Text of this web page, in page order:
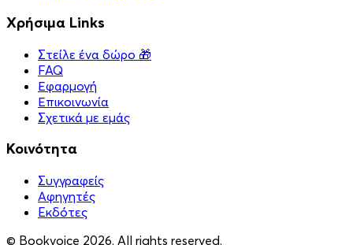
Χρήσιμα Links
Στείλε ένα δώρο 🎁
FAQ
Εφαρμογή
Επικοινωνία
Σχετικά με εμάς
Κοινότητα
Συγγραφείς
Αφηγητές
Eκδότες
© Bookvoice 2026. All rights reserved.